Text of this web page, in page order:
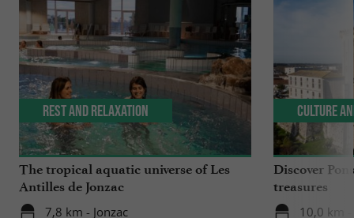
The tropical aquatic universe of Les
Antilles de Jonzac
7,8 km - Jonzac
Rest and relaxation
Discover
treasures
10,0 km -
Culture